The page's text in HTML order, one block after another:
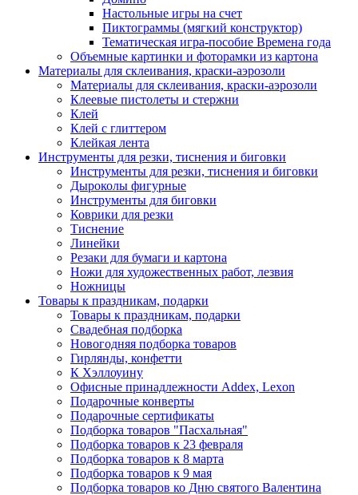
Настольные игры на счет
Пиктограммы (мягкий конструктор)
Тематическая игра-пособие Времена года
Объемные картинки и фоторамки из картона
Материалы для склеивания, краски-аэрозоли
Материалы для склеивания, краски-аэрозоли
Клеевые пистолеты и стержни
Клей
Клей с глиттером
Клейкая лента
Инструменты для резки, тиснения и биговки
Инструменты для резки, тиснения и биговки
Дыроколы фигурные
Инструменты для биговки
Коврики для резки
Тиснение
Линейки
Резаки для бумаги и картона
Ножи для художественных работ, лезвия
Ножницы
Товары к праздникам, подарки
Товары к праздникам, подарки
Свадебная подборка
Новогодняя подборка товаров
Гирлянды, конфетти
К Хэллоуину
Офисные принадлежности Addex, Lexon
Подарочные конверты
Подарочные сертификаты
Подборка товаров "Пасхальная"
Подборка товаров к 23 февраля
Подборка товаров к 8 марта
Подборка товаров к 9 мая
Подборка товаров ко Дню святого Валентина